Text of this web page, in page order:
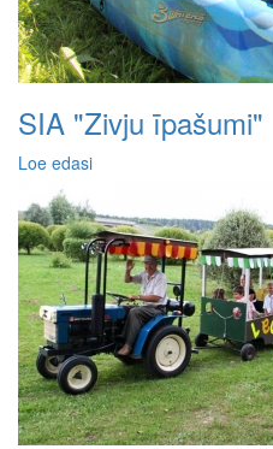
SIA "Zivju īpašumi"
Loe edasi